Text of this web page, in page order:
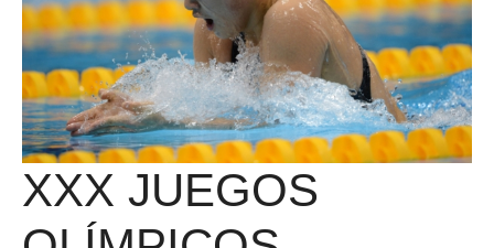
XXX JUEGOS